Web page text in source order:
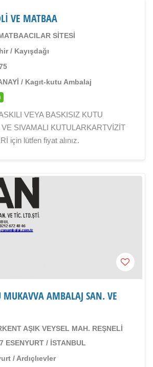
VE MATBAA
SİTESİ
/ Kayışdağı
/ Kagıt-kutu Ambalaj
VEYA BASKISIZ KUTU
SIVAMALI KUTULARKARTVİZİT
için lütfen fiyat alınız.
MUKAVVA AMBALAJ SAN. VE
AŞIK VEYSEL MAH. REŞNELİ
ESENYURT / İSTANBUL
/ Ardıçlıevler